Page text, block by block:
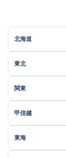
北海道
東北
関東
甲信越
東海